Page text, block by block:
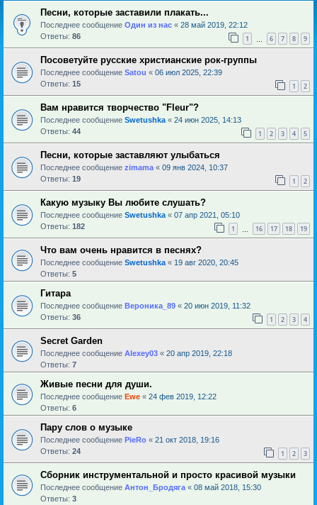
Песни, которые заставили плакать...
Последнее сообщение Один из нас « 28 май 2019, 22:12
Ответы: 86 1 6 7 8 9
Посоветуйте русские христианские рок-группы
Последнее сообщение Satou « 06 июл 2025, 22:39
Ответы: 15 1 2
Вам нравится творчество "Fleur"?
Последнее сообщение Swetushka « 24 июн 2025, 14:13
Ответы: 44 1 2 3 4 5
Песни, которые заставляют улыбаться
Последнее сообщение zimama « 09 янв 2024, 10:37
Ответы: 19 1 2
Какую музыку Вы любите слушать?
Последнее сообщение Swetushka « 07 апр 2021, 05:10
Ответы: 182 1 16 17 18 19
Что вам очень нравится в песнях?
Последнее сообщение Swetushka « 19 авг 2020, 20:45
Ответы: 5
Гитара
Последнее сообщение Вероника_89 « 20 июн 2019, 11:32
Ответы: 36 1 2 3 4
Secret Garden
Последнее сообщение Alexey03 « 20 апр 2019, 22:18
Ответы: 7
Живые песни для души.
Последнее сообщение Ewe « 24 фев 2019, 12:22
Ответы: 6
Пару слов о музыке
Последнее сообщение PieRo « 21 окт 2018, 19:16
Ответы: 24 1 2 3
Сборник инструментальной и просто красивой музыки
Последнее сообщение Антон_Бродяга « 08 май 2018, 15:30
Ответы: 3